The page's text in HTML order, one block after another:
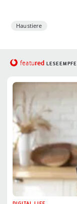
Haustiere
featured